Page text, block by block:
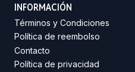
INFORMACIÓN
Términos y Condiciones
Política de reembolso
Contacto
Política de privacidad